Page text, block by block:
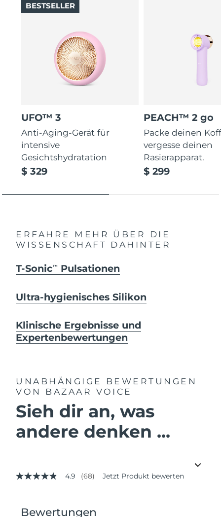
UFO™ 3
Anti-Aging-Gerät für
intensive
Gesichtshydratation
$ 329
BESTSELLER
PEACH™ 2 go
Packe deinen
vergesse deinen
Rasierapparat.
$ 299
ERFAHRE MEHR ÜBER DIE
WISSENSCHAFT DAHINTER
T-SonicTM Pulsationen
Ultra-hygienisches Silikon
Klinische Ergebnisse und
Expertenbewertungen
UNABHÄNGIGE BEWERTUNGEN
VON BAZAAR VOICE
Sieh dir an, was
andere denken ...
4.9
Durchschnittswert
4.9 (68) Jetzt Produkt bewerten